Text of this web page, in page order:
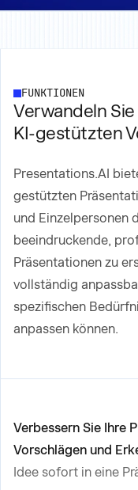
FUNKTIONEN
Verwandeln
KI-gestützten
Presentations.AI
gestützten
und Einzelpersonen
beeindruckende,
Präsentationen zu
vollständig
spezifischen
anpassen können.
Verbessern Sie Ihre
Vorschlägen und
Idee sofort in eine